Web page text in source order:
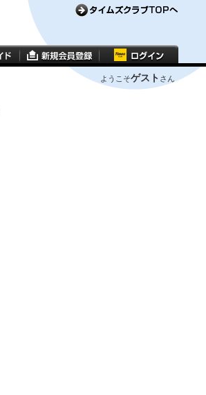
ようこそゲスト さん